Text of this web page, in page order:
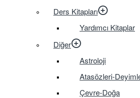
Ders Kitapları
Yardımcı Kitaplar
Diğer
Astroloji
Atasözleri-
Çevre-Doğa